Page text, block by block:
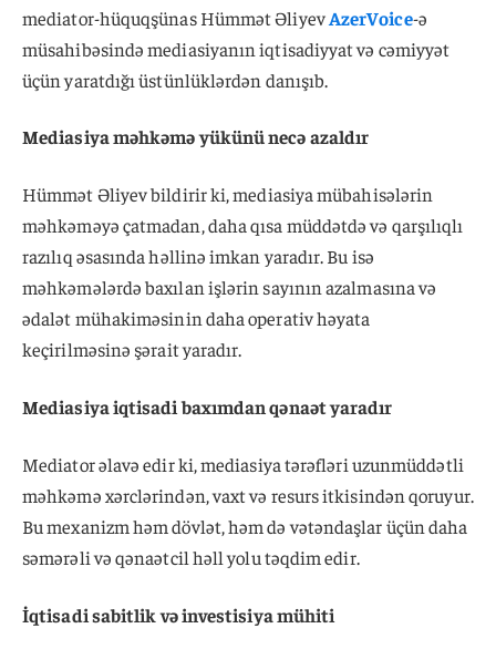
mediator-hüquqşünas Hümmət ƏliyevAzerVoice-ə
müsahibəsində mediasiyanın iqtisadiyyat və cəmiyyət
üçün yaratdığı üstünlüklərdən danışıb.
Mediasiya məhkəmə yükünü necə azaldır
Hümmət Əliyev bildirir ki, mediasiya mübahisələrin
məhkəməyə çatmadan, daha qısa müddətdə və qarşılıqlı
razılıq əsasında həllinə imkan yaradır. Bu isə
məhkəmələrdə baxılan işlərin sayının azalmasına və
ədalət mühakiməsinin daha operativ həyata
keçirilməsinə şərait yaradır.
Mediasiya iqtisadi baxımdan qənaət yaradır
Mediator əlavə edir ki, mediasiya tərəfləri uzunmüddətli
məhkəmə xərclərindən, vaxt və resurs itkisindən qoruyur.
Bu mexanizm həm dövlət, həm də vətəndaşlar üçün daha
səmərəli və qənaətcil həll yolu təqdim edir.
İqtisadi sabitlik və investisiya mühiti